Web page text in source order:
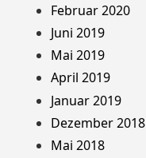
Februar 2020
Juni 2019
Mai 2019
April 2019
Januar 2019
Dezember 2018
Mai 2018